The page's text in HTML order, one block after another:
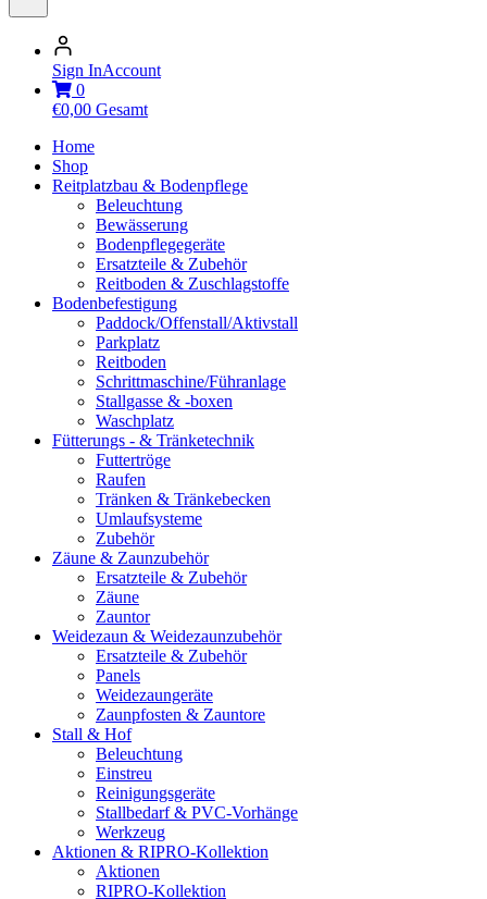
Sign InAccount
0
€0,00 Gesamt
Home
Shop
Reitplatzbau & Bodenpflege
Beleuchtung
Bewässerung
Bodenpflegegeräte
Ersatzteile & Zubehör
Reitboden & Zuschlagstoffe
Bodenbefestigung
Paddock/Offenstall/Aktivstall
Parkplatz
Reitboden
Schrittmaschine/Führanlage
Stallgasse & -boxen
Waschplatz
Fütterungs - & Tränketechnik
Futtertröge
Raufen
Tränken & Tränkebecken
Umlaufsysteme
Zubehör
Zäune & Zaunzubehör
Ersatzteile & Zubehör
Zäune
Zauntor
Weidezaun & Weidezaunzubehör
Ersatzteile & Zubehör
Panels
Weidezaungeräte
Zaunpfosten & Zauntore
Stall & Hof
Beleuchtung
Einstreu
Reinigungsgeräte
Stallbedarf & PVC-Vorhänge
Werkzeug
Aktionen & RIPRO-Kollektion
Aktionen
RIPRO-Kollektion